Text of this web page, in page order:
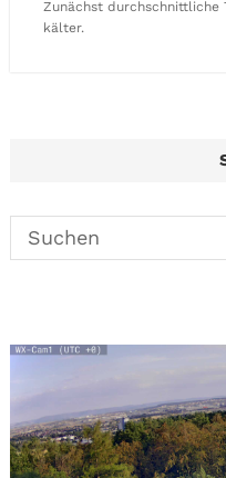
Zunächst durchschnittliche
kälter.